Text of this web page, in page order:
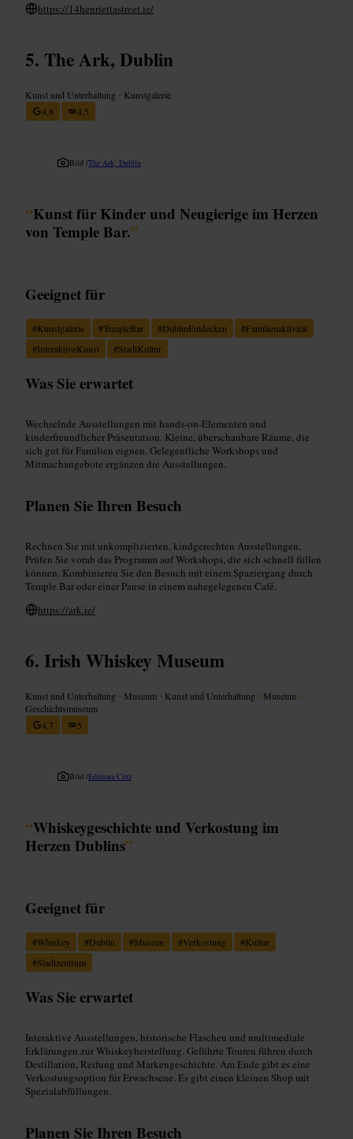
https://14henriettastreet.ie/
The Ark, Dublin
Kunst und Unterhaltung • Kunstgalerie
4,8
4,5
Bild /The Ark, Dublin
“Kunst für Kinder und Neugierige im Herzen
von Temple Bar.”
Geeignet für
#Kunstgalerie #TempleBar #DublinEntdecken #Familienaktivität
#InteraktiveKunst #StadtKultur
Was Sie erwartet
Wechselnde Ausstellungen mit hands-on-Elementen und
kinderfreundlicher Präsentation. Kleine, überschaubare Räume, die
sich gut für Familien eignen. Gelegentliche Workshops und
Mitmachangebote ergänzen die Ausstellungen.
Planen Sie Ihren Besuch
Rechnen Sie mit unkomplizierten, kindgerechten Ausstellungen.
Prüfen Sie vorab das Programm auf Workshops, die sich schnell füllen
können. Kombinieren Sie den Besuch mit einem Spaziergang durch
Temple Bar oder einer Pause in einem nahegelegenen Café.
https://ark.ie/
Irish Whiskey Museum
Kunst und Unterhaltung • Museum • Kunst und Unterhaltung • Museum •
Geschichtsmuseum
4,7
5
Bild /Edimara Cruz
“Whiskeygeschichte und Verkostung im
Herzen Dublins”
Geeignet für
#Whiskey #Dublin #Museen #Verkostung #Kultur
#Stadtzentrum
Was Sie erwartet
Interaktive Ausstellungen, historische Flaschen und multimediale
Erklärungen zur Whiskeyherstellung. Geführte Touren führen durch
Destillation, Reifung und Markengeschichte. Am Ende gibt es eine
Verkostungsoption für Erwachsene. Es gibt einen kleinen Shop mit
Spezialabfüllungen.
Planen Sie Ihren Besuch